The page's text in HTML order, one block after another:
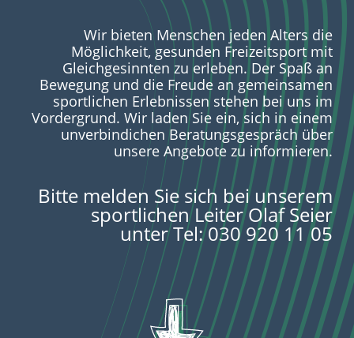
Wir bieten Menschen jeden Alters die
Möglichkeit, gesunden Freizeitsport mit
Gleichgesinnten zu erleben. Der Spaß an
Bewegung und die Freude an gemeinsamen
sportlichen Erlebnissen stehen bei uns im
Vordergrund. Wir laden Sie ein, sich in einem
unverbindichen Beratungsgespräch über
unsere Angebote zu informieren.
Bitte melden Sie sich beiunserem
sportlichen LeiterOlaf Seier
unterTel: 030 920 11 05